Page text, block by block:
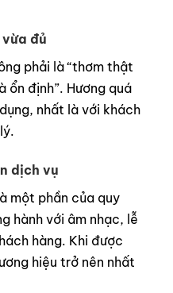
đủ
phải là “thơm thật
ổn định”. Hương quá
nhất là với khách
dịch vụ
một phần của quy
hành với âm nhạc, lễ
hàng. Khi được
hiệu trở nên nhất